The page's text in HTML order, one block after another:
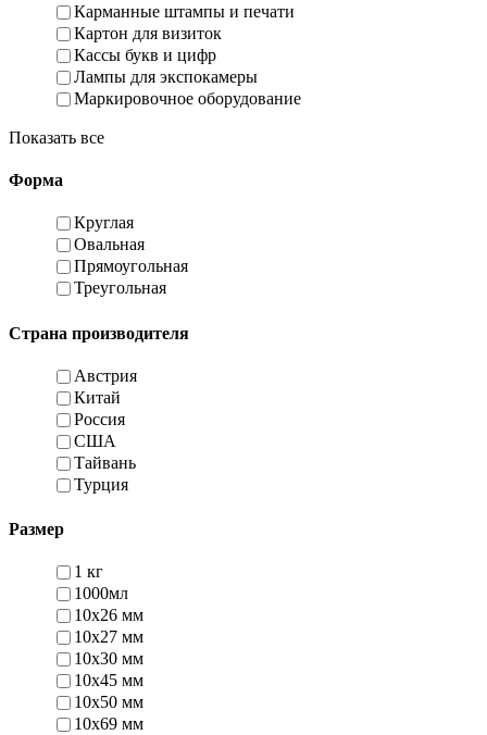
Карманные штампы и печати
Картон для визиток
Кассы букв и цифр
Лампы для экспокамеры
Маркировочное оборудование
Показать все
Форма
Круглая
Овальная
Прямоугольная
Треугольная
Страна производителя
Австрия
Китай
Россия
США
Тайвань
Турция
Размер
1 кг
1000мл
10x26 мм
10x27 мм
10x30 мм
10x45 мм
10x50 мм
10x69 мм